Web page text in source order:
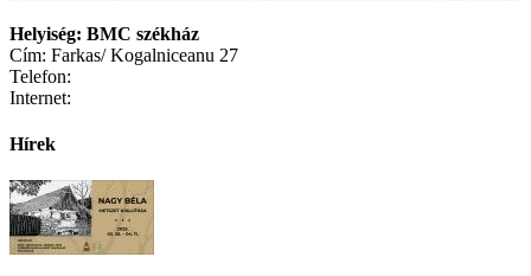
Helyiség: BMC székház
Cím: Farkas/ Kogalniceanu 27
Telefon:
Internet:
Hírek